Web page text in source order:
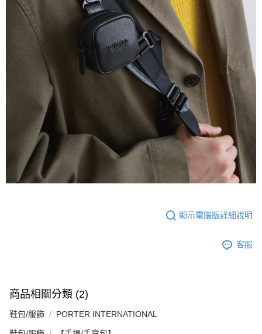
顯示電腦版詳細說明
客服
商品相關分類 (2)
鞋包/服飾 PORTER INTERNATIONAL